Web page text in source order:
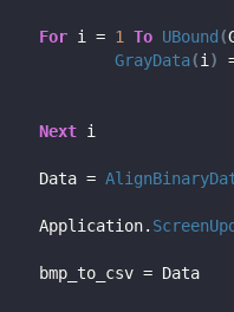
For i = 1 To UBound (
GrayData(i )
Next i
    Data =
    Application.
    bmp_to_csv = Data